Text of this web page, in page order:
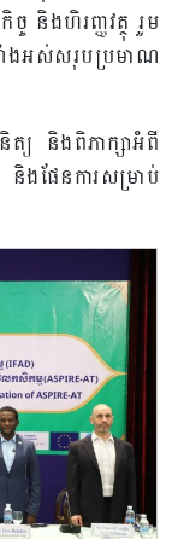
និងហិរញ្ញវត្ថុ រួម
ទាំងអស់សរុបប្រមាណ
ត្យ និងពិភាក្សាអំពី
ងផែនការសម្រាប់